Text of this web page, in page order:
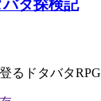
タ探検記
るドタバタRPG